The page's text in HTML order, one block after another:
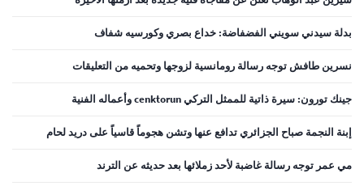
بدلة سيدني سويني الفضفاضة: خداع بصري وكورسيه شفاف
نسرين طافش توجه رسالة رومانسية لزوجها وتحميه من التعليقات
جينك تورون: سيرة ذاتية للممثل التركي cenktorun وأعماله الفنية
إبنة النجمة صباح الجزائري تدافع عنها وتشن هجوماً قاسياً على دريد لحام
مي عمر توجه رسالة غاضبة لأحد زملائها بعد حديثه عن الترند